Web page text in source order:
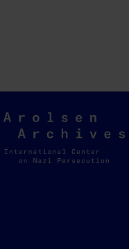
Arolsen
Archives